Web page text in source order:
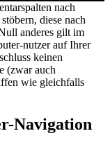
nach
diese nach
anderes gilt im
nutzer auf Ihrer
keinen
(zwar auch
wie gleichfalls
Navigation